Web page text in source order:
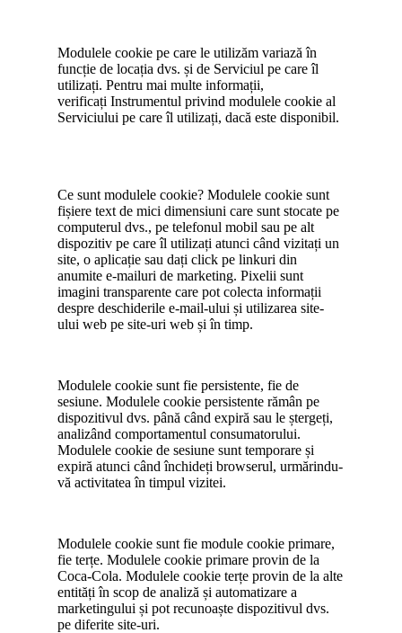
Modulele cookie pe care le utilizăm variază în
funcție de locația dvs. și de Serviciul pe care îl
utilizați. Pentru mai multe informații,
verificați Instrumentul privind modulele cookie al
Serviciului pe care îl utilizați, dacă este disponibil.
Ce sunt modulele cookie? Modulele cookie sunt
fișiere text de mici dimensiuni care sunt stocate pe
computerul dvs., pe telefonul mobil sau pe alt
dispozitiv pe care îl utilizați atunci când vizitați un
site, o aplicație sau dați click pe linkuri din
anumite e-mailuri de marketing. Pixelii sunt
imagini transparente care pot colecta informații
despre deschiderile e-mail-ului și utilizarea site-
ului web pe site-uri web și în timp.
Modulele cookie sunt fie persistente, fie de
sesiune. Modulele cookie persistente rămân pe
dispozitivul dvs. până când expiră sau le ștergeți,
analizând comportamentul consumatorului.
Modulele cookie de sesiune sunt temporare și
expiră atunci când închideți browserul, urmărindu-
vă activitatea în timpul vizitei.
Modulele cookie sunt fie module cookie primare,
fie terțe. Modulele cookie primare provin de la
Coca-Cola. Modulele cookie terțe provin de la alte
entități în scop de analiză și automatizare a
marketingului și pot recunoaște dispozitivul dvs.
pe diferite site-uri.